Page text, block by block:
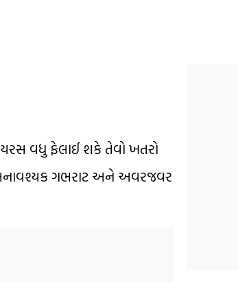
વધુ ફેલાઈ શકે તેવો ખતરો
ગભરાટ અને અવરજવર